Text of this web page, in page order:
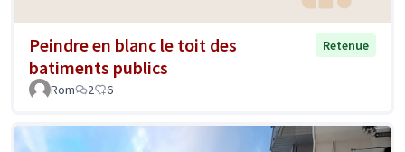
Peindre en blanc le toit des
batiments publics
Retenue
Rom 2 6